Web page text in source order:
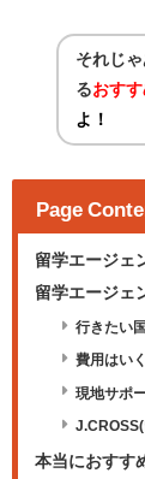
それじ
るおす
よ！
Page
留学エージェ
留学エージェ
行きたい
費用はい
現地サポ
本当におすす